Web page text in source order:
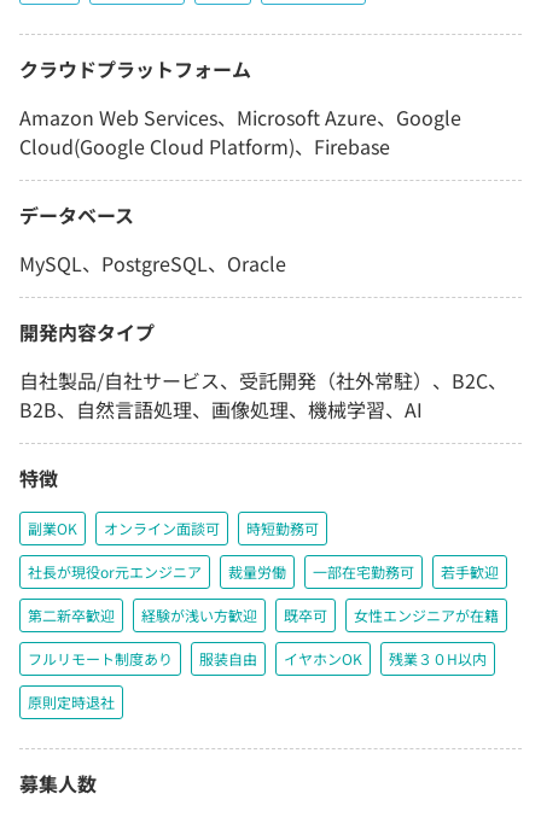
クラウドプラットフォーム
Amazon Web Services、Microsoft Azure、Google
Cloud(Google Cloud Platform)、Firebase
データベース
MySQL、PostgreSQL、Oracle
開発内容タイプ
自社製品/自社サービス、受託開発（社外常駐）、B2C、
B2B、自然言語処理、画像処理、機械学習、AI
特徴
副業OK オンライン面談可 時短勤務可
社長が現役or元エンジニア 裁量労働 一部在宅勤務可 若手歓迎
第二新卒歓迎 経験が浅い方歓迎 既卒可 女性エンジニアが在籍
フルリモート制度あり 服装自由 イヤホンOK 残業３０H以内
原則定時退社
募集人数